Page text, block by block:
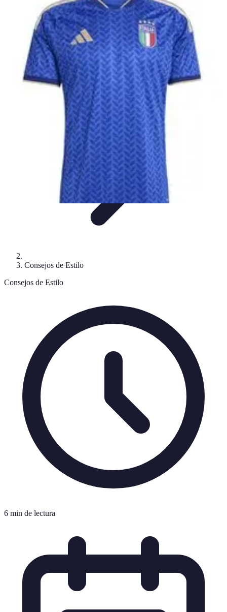
Estilo Para Todos
Moda InclusivaConsejos de EstiloGuía de
AccesoriosTendencias
Estilo Para Todos
Consejos de Estilo
Consejos de Estilo
6 min de lectura